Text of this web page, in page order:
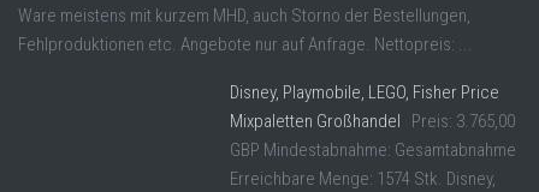
Ware meistens mit kurzem MHD, auch Storno der Bestellungen,
Fehlproduktionen etc. Angebote nur auf Anfrage. Nettopreis: ...
Disney, Playmobile, LEGO, Fisher Price
Mixpaletten Großhandel
Preis: 3.765,00
GBP Mindestabnahme: Gesamtabnahme
Erreichbare Menge: 1574 Stk. Disney,